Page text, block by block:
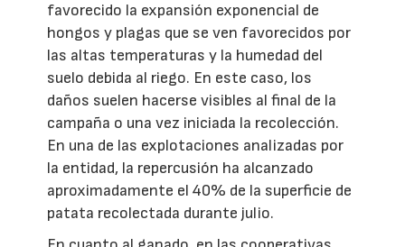
favorecido la expansión exponencial de
hongos y plagas que se ven favorecidos por
las altas temperaturas y la humedad del
suelo debida al riego. En este caso, los
daños suelen hacerse visibles al final de la
campaña o una vez iniciada la recolección.
En una de las explotaciones analizadas por
la entidad, la repercusión ha alcanzado
aproximadamente el 40% de la superficie de
patata recolectada durante julio.